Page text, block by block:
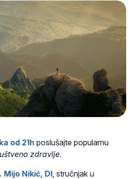
od 21h poslušajte popularnu
zdravlje.
Mijo Nikić, DI , stručnjak u